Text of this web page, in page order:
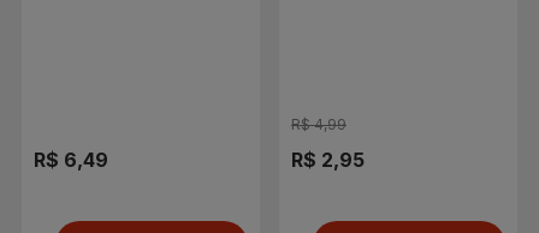
R$ 6,49
R$ 4,99
R$ 2,95